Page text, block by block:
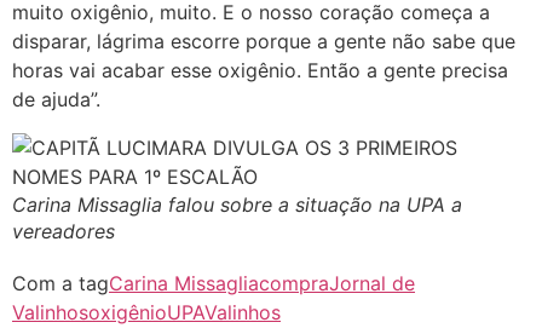
muito oxigênio, muito. E o nosso coração começa a
disparar, lágrima escorre porque a gente não sabe que
horas vai acabar esse oxigênio. Então a gente precisa
de ajuda”.
Carina Missaglia falou sobre a situação na UPA a
vereadores
Com a tagCarina MissagliacompraJornal de
ValinhosoxigênioUPAValinhos